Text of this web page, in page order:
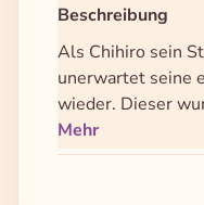
Beschreibung
Als Chihiro sein
unerwartet seine
wieder. Dieser
Mehr